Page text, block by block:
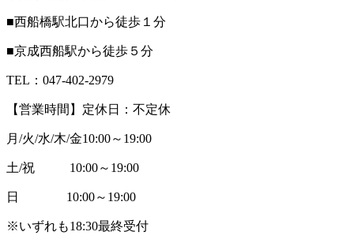
■西船橋駅北口から徒歩１分
■京成西船駅から徒歩５分
TEL：047-402-2979
【営業時間】定休日：不定休
月/火/水/木/金10:00～19:00
土/祝 10:00～19:00
日 10:00～19:00
※いずれも18:30最終受付